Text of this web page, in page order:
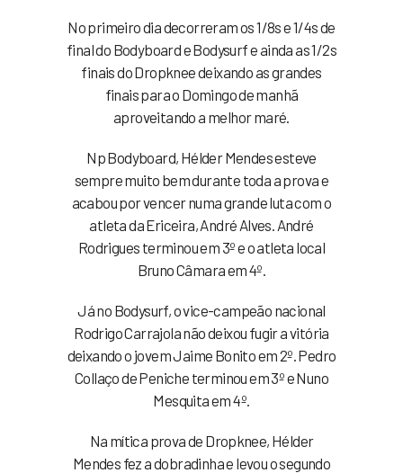
No primeiro dia decorreram os 1/8s e 1/4s de
final do Bodyboard e Bodysurf e ainda as 1/2s
finais do Dropknee deixando as grandes
finais para o Domingo de manhã
aproveitando a melhor maré.
Np Bodyboard, Hélder Mendes esteve
sempre muito bem durante toda a prova e
acabou por vencer numa grande luta com o
atleta da Ericeira, André Alves. André
Rodrigues terminou em 3º e o atleta local
Bruno Câmara em 4º.
Já no Bodysurf, o vice-campeão nacional
Rodrigo Carrajola não deixou fugir a vitória
deixando o jovem Jaime Bonito em 2º. Pedro
Collaço de Peniche terminou em 3º e Nuno
Mesquita em 4º.
Na mítica prova de Dropknee, Hélder
Mendes fez a dobradinha e levou o segundo